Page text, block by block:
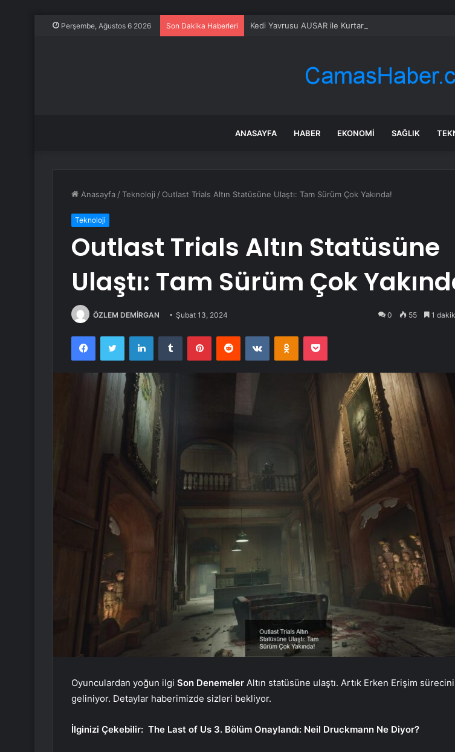
Perşembe, Ağustos 6 2026 Son Dakika Haberleri Kedi Yavrusu AUSAR ile Kurtarıldı
ANASAYFA HABER EKONOMI SAĞLIK
Anasayfa /Teknoloji / Outlast Trials Altın Statüsüne Ulaştı: Tam Sürüm Çok Yakında!
Teknoloji
Outlast Trials Altın Statüsüne
Ulaştı: Tam Sürüm Çok
ÖZLEM DEMİRGAN Şubat 13, 2024 0 55 1
FacebookTwitter LinkedInTumblr PinterestReddit VKontakteOdnoklassniki
Pocket
Oyunculardan yoğun ilgi Son Denemeler Altın statüsüne ulaştı. Artık Erken Erişim
geliniyor. Detaylar haberimizde sizleri bekliyor.
İlginizi Çekebilir: The Last of Us 3. Bölüm Onaylandı: Neil Druckmann Ne Diyor?